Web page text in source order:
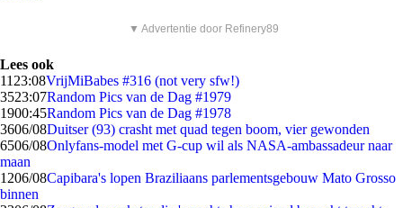
▼ Advertentie door Refinery89
Lees ook
11 23:08VrijMiBabes #316 (not very sfw!)
3523:07Random Pics van de Dag #1979
1900:45Random Pics van de Dag #1978
3606/08Duitser (93) crasht met quad tegen boom, vier gewonden
6506/08Onlyfans-model met G-cup wil als NASA-ambassadeur naar
maan
1206/08Capibara's lopen Braziliaans parlementsgebouw Mato Grosso
binnen